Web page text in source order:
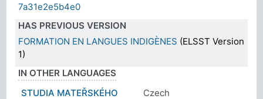
7a31e2e5b4e0
HAS PREVIOUS VERSION
FORMATION EN LANGUES INDIGÈNES (ELSST Version
1)
IN OTHER LANGUAGES
STUDIA MATEŘSKÉHO
Czech